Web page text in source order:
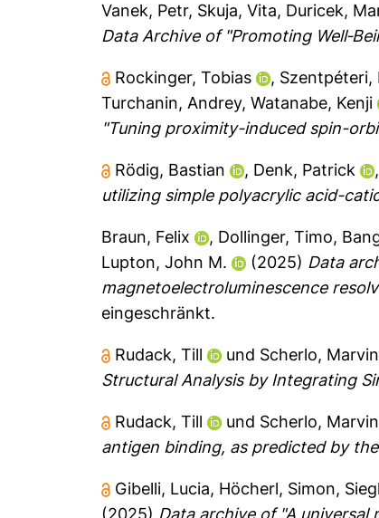
Vanek, Petr, Skuja, Vita, Duricek,
Data Archive of "Promoting
Rockinger, Tobias , Szentpéteri,
Turchanin, Andrey,Watanabe, Kenji
"Tuning proximity-induced spin-
Rödig, Bastian , Denk, Patrick ,
utilizing simple polyacrylic acid-
Braun, Felix , Dollinger, Timo,
Lupton, John M.
(2025) Data
magnetoelectroluminescence
eingeschränkt.
Rudack, Till und Scherlo, Marvin
Structural Analysis by Integrating
Rudack, Till und Scherlo, Marvin
antigen binding, as predicted by
Gibelli, Lucia, Höcherl, Simon,
(2025) Data archive of "A